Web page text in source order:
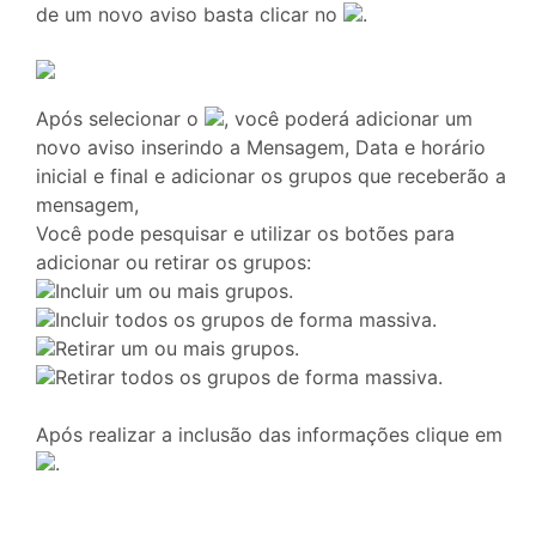
de um novo aviso basta clicar no
.
Após selecionar o
, você poderá adicionar um
novo aviso inserindo a Mensagem, Data e horário
inicial e final e adicionar os grupos que receberão a
mensagem,
Você pode pesquisar e utilizar os botões para
adicionar ou retirar os grupos:
Incluir um ou mais grupos.
Incluir todos os grupos de forma massiva.
Retirar um ou mais grupos.
Retirar todos os grupos de forma massiva.
Após realizar a inclusão das informações clique em
.